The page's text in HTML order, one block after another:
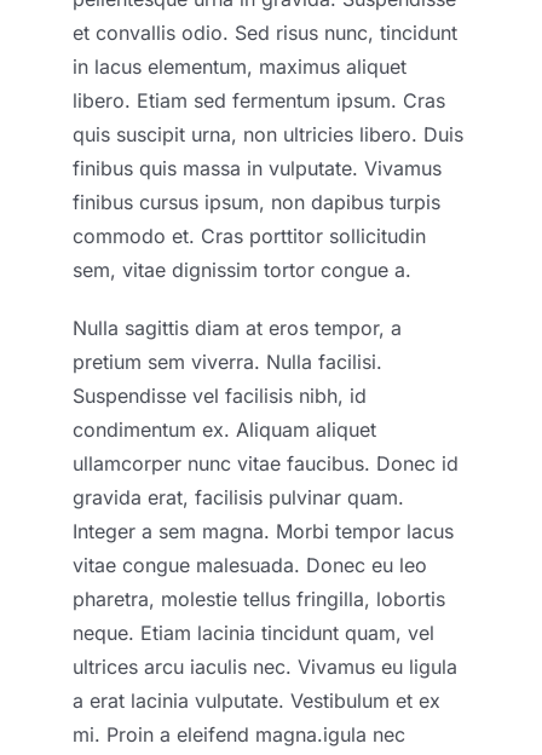
et convallis odio. Sed risus nunc, tincidunt
in lacus elementum, maximus aliquet
libero. Etiam sed fermentum ipsum. Cras
quis suscipit urna, non ultricies libero. Duis
finibus quis massa in vulputate. Vivamus
finibus cursus ipsum, non dapibus turpis
commodo et. Cras porttitor sollicitudin
sem, vitae dignissim tortor congue a.
Nulla sagittis diam at eros tempor, a
pretium sem viverra. Nulla facilisi.
Suspendisse vel facilisis nibh, id
condimentum ex. Aliquam aliquet
ullamcorper nunc vitae faucibus. Donec id
gravida erat, facilisis pulvinar quam.
Integer a sem magna. Morbi tempor lacus
vitae congue malesuada. Donec eu leo
pharetra, molestie tellus fringilla, lobortis
neque. Etiam lacinia tincidunt quam, vel
ultrices arcu iaculis nec. Vivamus eu ligula
a erat lacinia vulputate. Vestibulum et ex
mi. Proin a eleifend magna.igula nec